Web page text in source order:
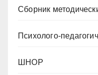
Сборник
Психолого-
ШНОР